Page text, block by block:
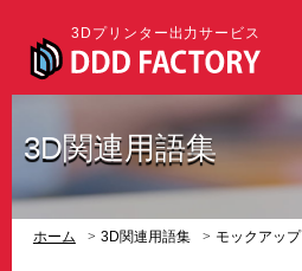
3Dプリンター出力サービス
3D関連用語集
ホーム 3D関連用語集 モックアップ